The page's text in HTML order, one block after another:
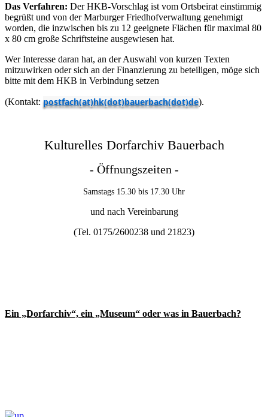
Das Verfahren: Der HKB-Vorschlag ist vom Ortsbeirat einstimmig
begrüßt und von der Marburger Friedhofverwaltung genehmigt
worden, die inzwischen bis zu 12 geeignete Flächen für maximal 80
x 80 cm große Schriftsteine ausgewiesen hat.
Wer Interesse daran hat, an der Auswahl von kurzen Texten
mitzuwirken oder sich an der Finanzierung zu beteiligen, möge sich
bitte mit dem HKB in Verbindung setzen
(Kontakt: postfach(at)hk(dot)bauerbach(dot)de).
Kulturelles Dorfarchiv Bauerbach
- Öffnungszeiten -
Samstags 15.30 bis 17.30 Uhr
und nach Vereinbarung
(Tel. 0175/2600238 und 21823)
Ein „Dorfarchiv“, ein „Museum“ oder was in Bauerbach?